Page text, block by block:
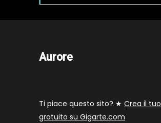
Aurore
Ti piace questo sito? ★ Crea il tuo
gratuito su Gigarte.com